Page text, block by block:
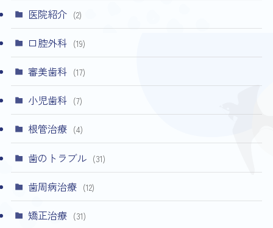
医院紹介 (2)
口腔外科 (19)
審美歯科 (17)
小児歯科 (7)
根管治療 (4)
歯のトラブル (31)
歯周病治療 (12)
矯正治療 (31)